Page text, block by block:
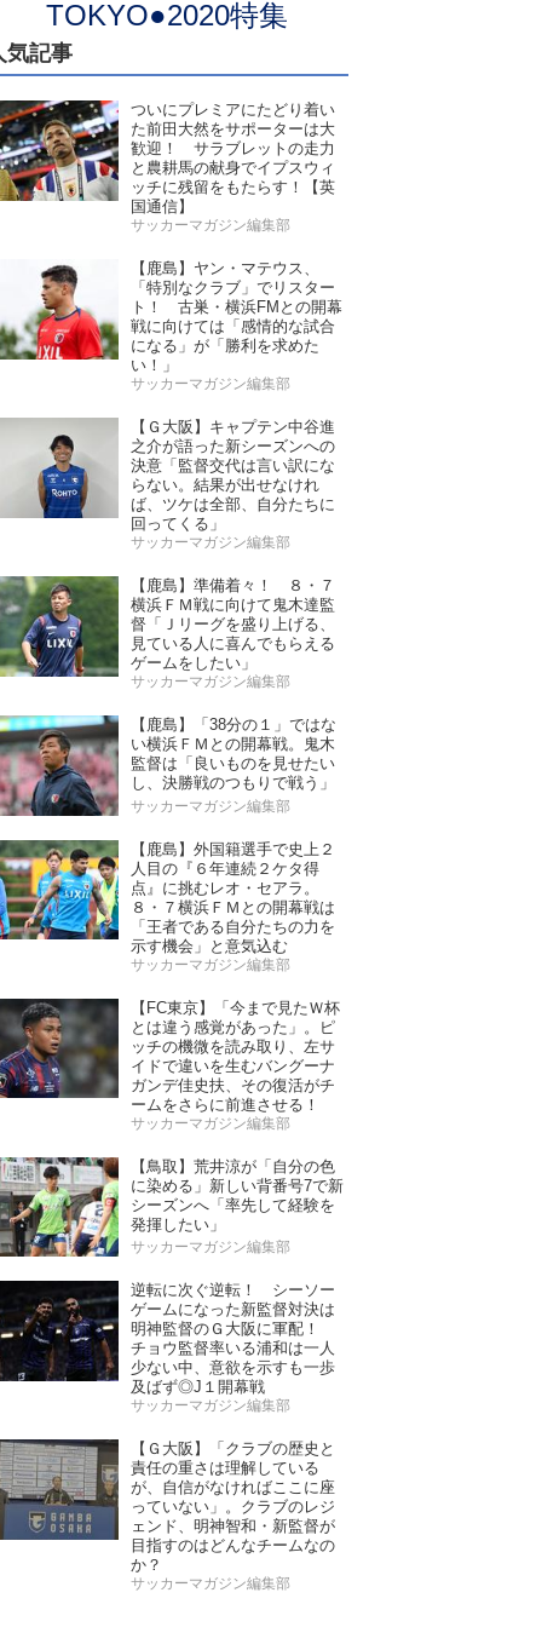
TOKYO●2020特集
気記事
ついにプレミアにたどり着い
た前田大然をサポーターは大
歓迎！ サラブレットの走力
と農耕馬の献身でイプスウィ
ッチに残留をもたらす！【英
国通信】
サッカーマガジン編集部
【鹿島】ヤン・マテウス、
「特別なクラブ」でリスター
ト！ 古巣・横浜FMとの開幕
戦に向けては「感情的な試合
になる」が「勝利を求めた
い！」
サッカーマガジン編集部
【Ｇ大阪】キャプテン中谷進
之介が語った新シーズンへの
決意「監督交代は言い訳にな
らない。結果が出せなけれ
ば、ツケは全部、自分たちに
回ってくる」
サッカーマガジン編集部
【鹿島】準備着々！ ８・７
横浜ＦＭ戦に向けて鬼木達監
督「Ｊリーグを盛り上げる、
見ている人に喜んでもらえる
ゲームをしたい」
サッカーマガジン編集部
【鹿島】「38分の１」ではな
い横浜ＦＭとの開幕戦。鬼木
監督は「良いものを見せたい
し、決勝戦のつもりで戦う」
サッカーマガジン編集部
【鹿島】外国籍選手で史上２
人目の『６年連続２ケタ得
点』に挑むレオ・セアラ。
８・７横浜ＦＭとの開幕戦は
「王者である自分たちの力を
示す機会」と意気込む
サッカーマガジン編集部
【FC東京】「今まで見たＷ杯
とは違う感覚があった」。ピ
ッチの機微を読み取り、左サ
イドで違いを生むバングーナ
ガンデ佳史扶、その復活がチ
ームをさらに前進させる！
サッカーマガジン編集部
【鳥取】荒井涼が「自分の色
に染める」新しい背番号7で新
シーズンへ「率先して経験を
発揮したい」
サッカーマガジン編集部
逆転に次ぐ逆転！ シーソー
ゲームになった新監督対決は
明神監督のＧ大阪に軍配！
チョウ監督率いる浦和は一人
少ない中、意欲を示すも一歩
及ばず◎J１開幕戦
サッカーマガジン編集部
【Ｇ大阪】「クラブの歴史と
責任の重さは理解している
が、自信がなければここに座
っていない」。クラブのレジ
ェンド、明神智和・新監督が
目指すのはどんなチームなの
か？
サッカーマガジン編集部